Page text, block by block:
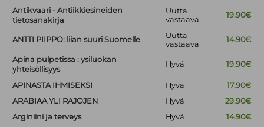
Antikvaari - Antiikkiesineiden
tietosanakirja
Uutta
vastaava
19.90€
ANTTI PIIPPO: liian suuri Suomelle
Uutta
vastaava
14.90€
Apina pulpetissa : ysiluokan
yhteisöllisyys
Hyvä 19.90€
APINASTA IHMISEKSI Hyvä
17.90€
ARABIAA YLI RAJOJEN
Hyvä
29.90€
Arginiini ja terveys
Hyvä 14.90€